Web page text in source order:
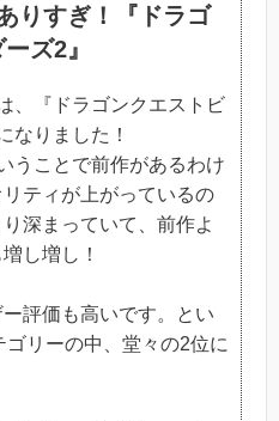
りすぎ！『ドラゴ
ズ2』
、『ドラゴンクエストビ
なりました！
うことで前作があるわけ
ティが上がっているの
深まっていて、前作よ
し増し！
ー評価も高いです。とい
リーの中、堂々の2位に